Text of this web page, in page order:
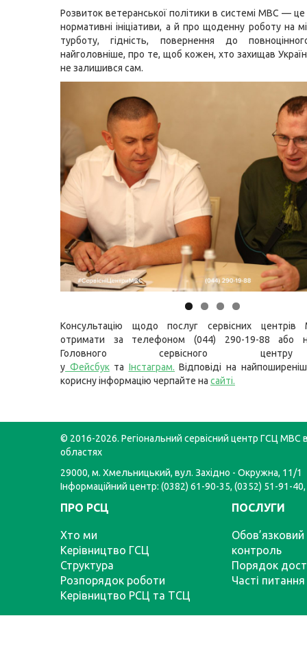
Розвиток ветеранської політики в системі МВС —
нормативні ініціативи, а й про щоденну роботу на
турботу, гідність, повернення до
найголовніше, про те, щоб кожен, хто захищав
не залишився сам.
Консультацію щодо послуг сервісних
отримати за телефоном (044) 290-19-88 або
Головного сервісного
у Фейсбукта Інстаграм. Відповіді на
корисну інформацію черпайте на сайті.
© 2016-2026. Регіональний сервісний центр ГСЦ МВС
областях
29000, м. Хмельницький, вул. Західно - Окружна, 11/1
Інформаційний центр: (0382) 61-90-35, (0352) 51-91-
ПРО РСЦ
Хто ми
Керівництво ГСЦ
Структура
Розпорядок роботи
Керівництво РСЦ та ТСЦ
ПОСЛУГИ
Обов’язковий
контроль
Порядок
Часті питання